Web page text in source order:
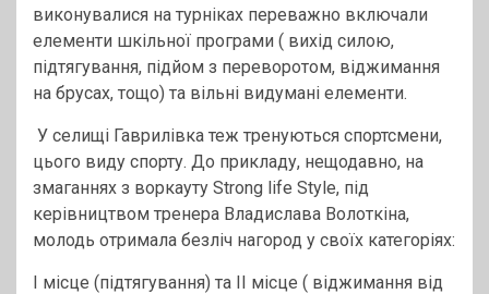
виконувалися на турніках переважно включали
елементи шкільної програми ( вихід силою,
підтягування, підйом з переворотом, віджимання
на брусах, тощо) та вільні видумані елементи.
У селищі Гаврилівка теж тренуються спортсмени,
цього виду спорту. До прикладу, нещодавно, на
змаганнях з воркауту Strong life Style, під
керівництвом тренера Владислава Волоткіна,
молодь отримала безліч нагород у своїх категоріях:
I місце (підтягування) та II місце ( віджимання від